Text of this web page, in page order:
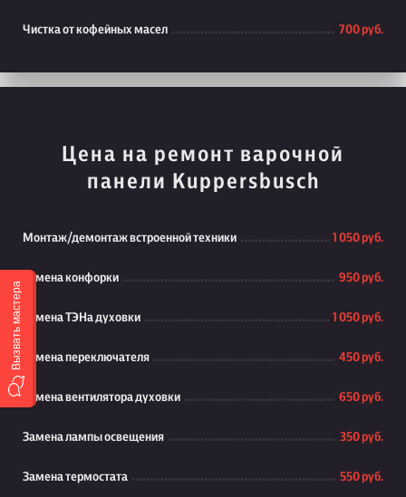
Чистка от кофейных масел 700 руб.
Цена на ремонт варочной
панели Kuppersbusch
Монтаж/демонтаж встроенной техники 1 050 руб.
Замена конфорки 950 руб.
Замена ТЭНа духовки 1 050 руб.
Замена переключателя 450 руб.
Замена вентилятора духовки 650 руб.
Замена лампы освещения 350 руб.
Замена термостата 550 руб.
Вызвать мастера